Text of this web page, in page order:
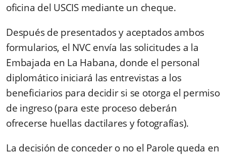
oficina del USCIS mediante un cheque.
Después de presentados y aceptados ambos
formularios, el NVC envía las solicitudes a la
Embajada en La Habana, donde el personal
diplomático iniciará las entrevistas a los
beneficiarios para decidir si se otorga el permiso
de ingreso (para este proceso deberán
ofrecerse huellas dactilares y fotografías).
La decisión de conceder o no el Parole queda en